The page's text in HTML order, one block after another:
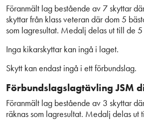
Föranmält lag bestående av 7 skyttar
skyttar från klass veteran där dom 5
som lagresultat. Medalj delas ut till de
Inga kikarskyttar kan ingå i laget.
Skytt kan endast ingå i ett förbundslag.
Förbundslagslagtävling JSM
Föranmält lag bestående av 3 skyttar
räknas som lagresultat. Medalj delas ut